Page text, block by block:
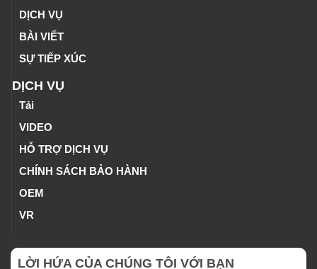
DỊCH VỤ
BÀI VIẾT
SỰ TIẾP XÚC
DỊCH VỤ
Tải
VIDEO
HỖ TRỢ DỊCH VỤ
CHÍNH SÁCH BẢO HÀNH
OEM
VR
LỜI HỨA CỦA CHÚNG TÔI VỚI BẠN